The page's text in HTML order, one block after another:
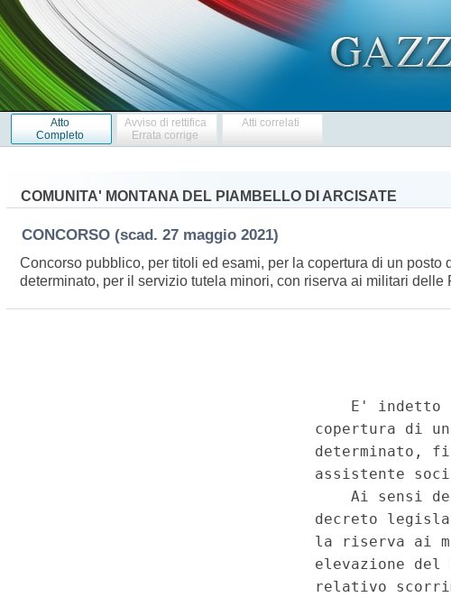
Atto
Completo
Avviso di rettifica
Errata corrige
Atti correlati
COMUNITA' MONTANA DEL PIAMBELLO DI ARCISATE
CONCORSO (scad. 27 maggio 2021)
Concorso pubblico, per titoli ed esami, per la copertura di un
determinato, per il servizio tutela minori, con riserva ai militari delle